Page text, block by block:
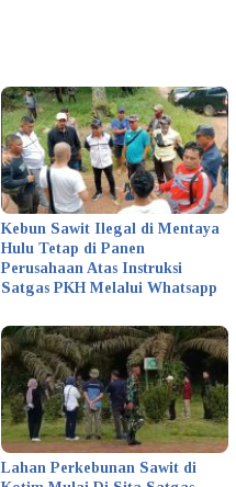
Kebun Sawit Ilegal di Mentaya
Hulu Tetap di Panen
Perusahaan Atas Instruksi
Satgas PKH Melalui Whatsapp
Lahan Perkebunan Sawit di